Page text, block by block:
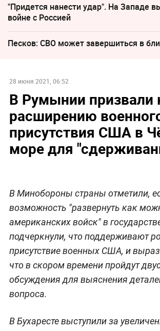
"Придется нанести удар". На Западе
войне с Россией
Песков: СВО может завершиться в
28 июня 2021, 06:52
В Румынии призвали
расширению
присутствия США в
море для
В Минобороны страны отметили,
возможность "развернуть как
американских войск" в
подчеркнули, что поддерживают
присутствие военных США, и
что в скором времени пройдут
обсуждения для выяснения
вопроса.
В Бухаресте выступили за